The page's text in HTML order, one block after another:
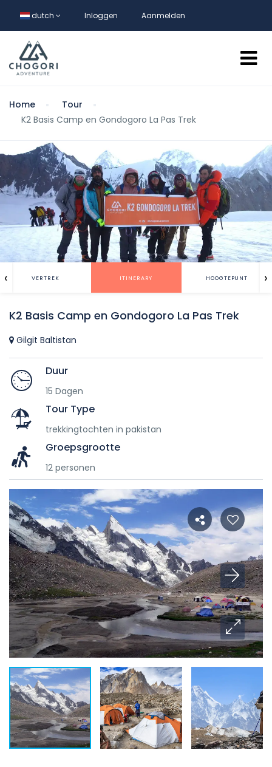
dutch Inloggen Aanmelden
Home
Tour
K2 Basis Camp en Gondogoro La Pas Trek
VERTREK ITINERARY HOOGTEPUNT
‹ ›
K2 Basis Camp en Gondogoro La Pas Trek
Gilgit Baltistan
Duur
15 Dagen
Tour Type
trekkingtochten in pakistan
Groepsgrootte
12 personen